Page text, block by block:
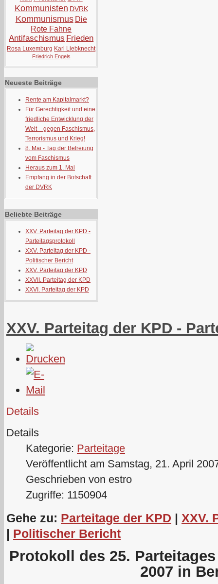
Kommunisten DVRK
Kommunismus Die
Rote Fahne
Antifaschismus Frieden
Rosa Luxemburg Karl Liebknecht
Friedrich Engels
Neueste Beiträge
Rente am Kapitalmarkt?
Für Gerechtigkeit und eine
friedliche Entwicklung der
Welt – gegen Faschismus,
Terrorismus und Krieg!
8. Mai - Tag der Befreiung
vom Faschismus
Heraus zum 1. Mai
Empfang in der Botschaft
der DVRK
Beliebte Beiträge
XXV. Parteitag der KPD -
Parteitagsprotokoll
XXV. Parteitag der KPD -
Politischer Bericht
XXV. Parteitag der KPD
XXVII. Parteitag der KPD
XXVI. Parteitag der KPD
XXV. Parteitag der KPD -
Details
Details
Kategorie: Parteitage
Veröffentlicht am Samstag, 21. April
Geschrieben von estro
Zugriffe: 1150904
Gehe zu: Parteitage der KPD | XXV.
| Politischer Bericht
Protokoll des 25.
2007 in